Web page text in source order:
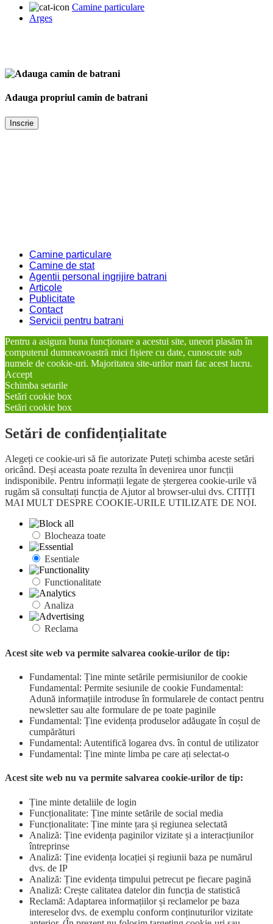
Camine particulare
Arges
Adauga propriul camin de batrani
Inscrie
Camine particulare
Camine de stat
Agentii personal ingrijire batrani
Articole
Publicitate
Contact
Servicii pentru batrani
Pentru a asigura buna funcționare a acestui site, uneori plasăm în
computerul dumneavoastră mici fișiere cu date, cunoscute sub
numele de cookie-uri. Majoritatea site-urilor mari fac acest lucru.
Accept
Schimba setarile
Setări cookie box
Setări cookie box
Setări de confidențialitate
Alegeți ce cookie-uri să fie autorizate Puteți schimba aceste setări
oricând. Deși aceasta poate rezulta în devenirea unor funcții
indisponibile. Pentru informații legate de ștergerea cookie-urile vă
rugăm să consultați funcția de Ajutor al browser-ului dvs. CITIȚI
MAI MULT DESPRE COOKIE-URILE UTILIZATE DE NOI.
Blocheaza toate
Esentiale
Functionalitate
Analiza
Reclama
Acest site web va permite salvarea cookie-urilor de tip:
Fundamental: Ține minte setările permisiunilor de cookie
Fundamental: Permite sesiunile de cookie Fundamental:
Adună informațiile introduse în formularele de contact pentru
newsletter sau alte formulare de pe toate paginile
Fundamental: Ține evidența produselor adăugate în coșul de
cumpărături
Fundamental: Autentifică logarea dvs. în contul de utilizator
Fundamental: Ține minte limba pe care ați selectat-o
Acest site web nu va permite salvarea cookie-urilor de tip:
Ține minte detaliile de login
Funcționalitate: Ține minte setările de social media
Funcționalitate: Ține minte țara și regiunea selectată
Analiză: Ține evidența paginilor vizitate și a interacțiunilor
întreprinse
Analiză: Ține evidența locației și regiunii baza pe numărul
dvs. de IP
Analiză: Ține evidența timpului petrecut pe fiecare pagină
Analiză: Crește calitatea datelor din funcția de statistică
Reclamă: Adaptarea informațiilor și reclamelor pe baza
intereselor dvs. de exemplu conform conținuturilor vizitate